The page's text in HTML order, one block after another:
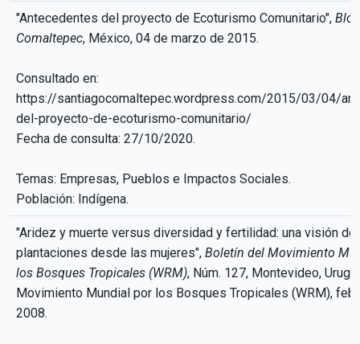
"Antecedentes del proyecto de Ecoturismo Comunitario",
Comaltepec, México, 04 de marzo de 2015.
Consultado en:
https://santiagocomaltepec.wordpress.com/2015/03/04/
del-proyecto-de-ecoturismo-comunitario/
Fecha de consulta: 27/10/2020.
Temas: Empresas, Pueblos e Impactos Sociales.
Población: Indígena.
"Aridez y muerte versus diversidad y fertilidad: una visión de
plantaciones desde las mujeres", Boletín del Movimiento
los Bosques Tropicales (WRM), Núm. 127, Montevideo,
Movimiento Mundial por los Bosques Tropicales (WRM),
2008.